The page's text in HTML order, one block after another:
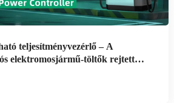
teljesítményvezérlő – A
elektromosjármű-töltők rejtett